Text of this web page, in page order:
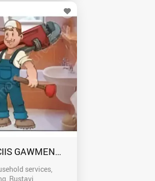
GAWMENDA RUSTAVSHI -
services,
Rustavi